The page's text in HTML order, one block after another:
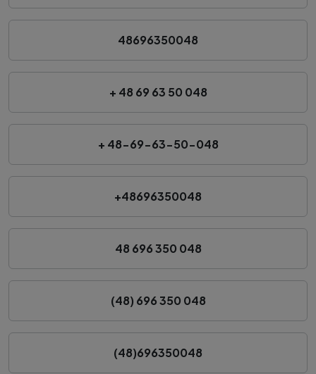
48696350048
+ 48 69 63 50 048
+ 48-69-63-50-048
+48696350048
48 696 350 048
(48) 696 350 048
(48)696350048